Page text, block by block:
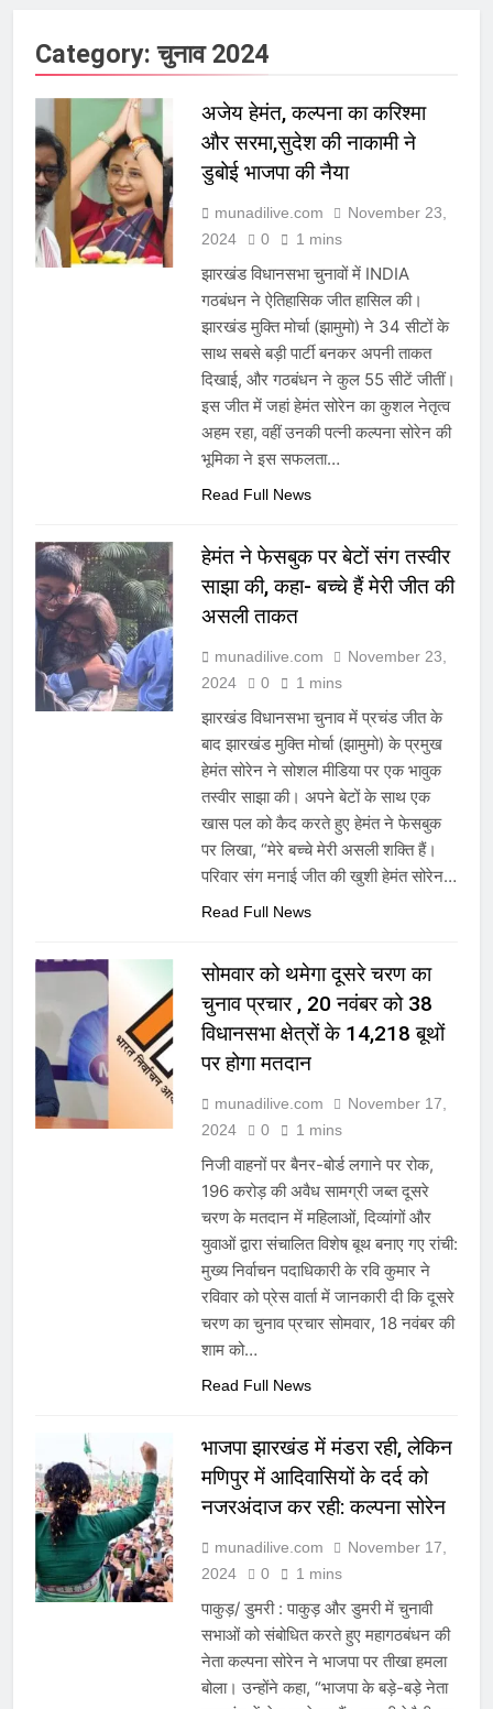
Category:चुनाव 2024
अजेय हेमंत, कल्पना का करिश्मा
और सरमा,सुदेश की नाकामी ने
डुबोई भाजपा की नैया
munadilive.com
November 23,
2024
0 1 mins
झारखंड विधानसभा चुनावों में INDIA
गठबंधन ने ऐतिहासिक जीत हासिल की।
झारखंड मुक्ति मोर्चा (झामुमो) ने 34 सीटों के
साथ सबसे बड़ी पार्टी बनकर अपनी ताकत
दिखाई, और गठबंधन ने कुल 55 सीटें जीतीं।
इस जीत में जहां हेमंत सोरेन का कुशल नेतृत्व
अहम रहा, वहीं उनकी पत्नी कल्पना सोरेन की
भूमिका ने इस सफलता…
Read Full News
हेमंत ने फेसबुक पर बेटों संग तस्वीर
साझा की, कहा- बच्चे हैं मेरी जीत की
असली ताकत
munadilive.com
November 23,
2024
0 1 mins
झारखंड विधानसभा चुनाव में प्रचंड जीत के
बाद झारखंड मुक्ति मोर्चा (झामुमो) के प्रमुख
हेमंत सोरेन ने सोशल मीडिया पर एक भावुक
तस्वीर साझा की। अपने बेटों के साथ एक
खास पल को कैद करते हुए हेमंत ने फेसबुक
पर लिखा, “मेरे बच्चे मेरी असली शक्ति हैं।
परिवार संग मनाई जीत की खुशी हेमंत सोरेन…
Read Full News
सोमवार को थमेगा दूसरे चरण का
चुनाव प्रचार , 20 नवंबर को 38
विधानसभा क्षेत्रों के 14,218 बूथों
पर होगा मतदान
munadilive.com
November 17,
2024
0 1 mins
निजी वाहनों पर बैनर-बोर्ड लगाने पर रोक,
196 करोड़ की अवैध सामग्री जब्त दूसरे
चरण के मतदान में महिलाओं, दिव्यांगों और
युवाओं द्वारा संचालित विशेष बूथ बनाए गए रांची:
मुख्य निर्वाचन पदाधिकारी के रवि कुमार ने
रविवार को प्रेस वार्ता में जानकारी दी कि दूसरे
चरण का चुनाव प्रचार सोमवार, 18 नवंबर की
शाम को…
Read Full News
भाजपा झारखंड में मंडरा रही, लेकिन
मणिपुर में आदिवासियों के दर्द को
नजरअंदाज कर रही: कल्पना सोरेन
munadilive.com
November 17,
2024
0 1 mins
पाकुड़/ डुमरी : पाकुड़ और डुमरी में चुनावी
सभाओं को संबोधित करते हुए महागठबंधन की
नेता कल्पना सोरेन ने भाजपा पर तीखा हमला
बोला। उन्होंने कहा, “भाजपा के बड़े-बड़े नेता